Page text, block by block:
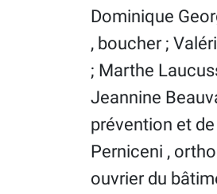
Dominique
, boucher ;
; Marthe
Jeannine
prévention et
Perniceni ,
ouvrier du